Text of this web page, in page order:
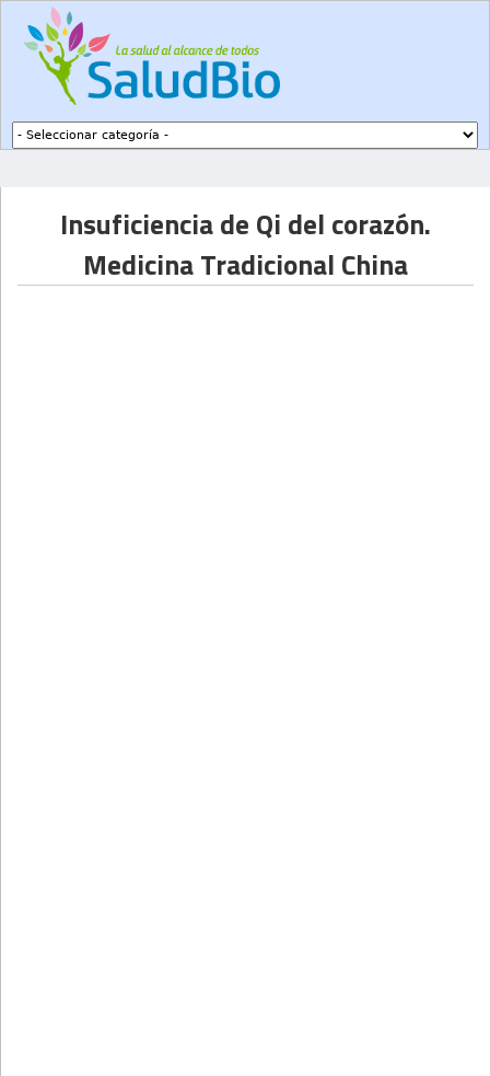
Insuficiencia de Qi del corazón.
Medicina Tradicional China